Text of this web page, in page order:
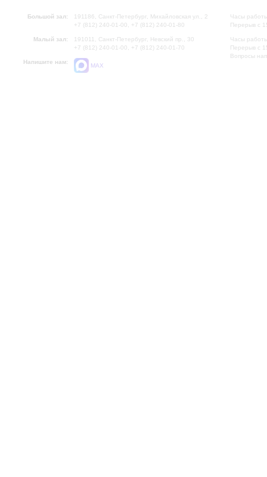
Большой зал:
191186, Санкт-Петербург, Михайловская ул., 2
+7 (812) 240-01-00, +7 (812) 240-01-80
Малый зал:
191011, Санкт-Петербург, Невский пр., 30
+7 (812) 240-01-00, +7 (812) 240-01-70
Напишите нам:
MAX
Часы
Перерыв с
Часы
Перерыв с
Вопросы